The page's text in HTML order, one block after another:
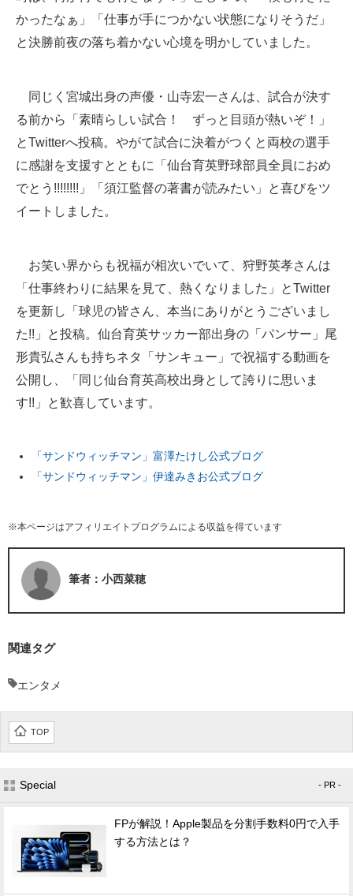
かったなぁ」「仕事が手につかない状態になりそうだ」
と決勝前夜の落ち着かない心境を明かしていました。
同じく宮城出身の声優・山寺宏一さんは、試合が決す
る前から「素晴らしい試合！ ずっと目頭が熱いぞ！」
とTwitterへ投稿。やがて試合に決着がつくと両校の選手
に感謝を支援すとともに「仙台育英野球部員全員におめ
でとう!!!!!!!!」「須江監督の著書が読みたい」と喜びをツ
イートしました。
お笑い界からも祝福が相次いでいて、狩野英孝さんは
「仕事終わりに結果を見て、熱くなりました」とTwitter
を更新し「球児の皆さん、本当にありがとうございまし
た!!」と投稿。仙台育英サッカー部出身の「パンサー」尾
形貴弘さんも持ちネタ「サンキュー」で祝福する動画を
公開し、「同じ仙台育英高校出身として誇りに思いま
す!!」と歓喜しています。
「サンドウィッチマン」富澤たけし公式ブログ
「サンドウィッチマン」伊達みきお公式ブログ
※本ページはアフィリエイトプログラムによる収益を得ています
筆者：小西菜穂
関連タグ
エンタメ
TOP
Special - PR -
FPが解説！Apple製品を分割手数料0円で入手
する方法とは？